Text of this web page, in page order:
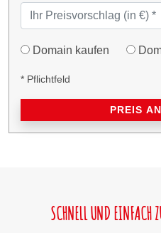
Domain kaufen
* Pflichtfeld
PREIS
SCHNELL UND EINFACH